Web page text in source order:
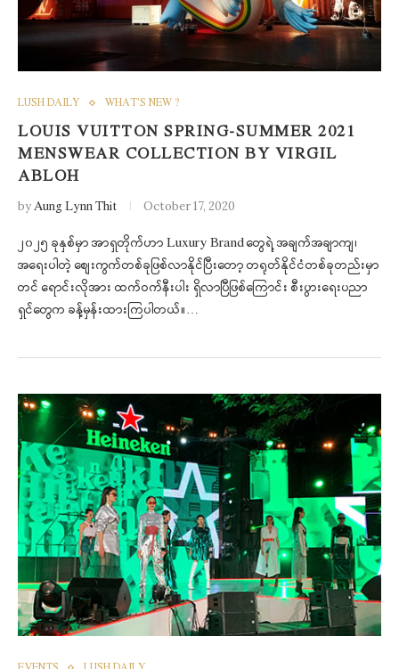
LUSH DAILY WHAT'S NEW ?
LOUIS VUITTON SPRING-SUMMER 2021
MENSWEAR COLLECTION BY VIRGIL
ABLOH
byAung Lynn Thit October 17, 2020
၂၀၂၅ ခုနှစ်မှာ အာရှတိုက်ဟာ Luxury Brand တွေရဲ့ အချက်အချာကျ၊
အရေးပါတဲ့ စျေးကွက်တစ်ခုဖြစ်လာနိုင်ပြီးတော့ တရုတ်နိုင်ငံတစ်ခုတည်းမှာ
တင် ရောင်းလိုအား ထက်ဝက်နီးပါး ရှိလာပြီဖြစ်ကြောင်း စီးပွားရေးပညာ
ရှင်တွေက ခန့်မှန်းထားကြပါတယ်။…